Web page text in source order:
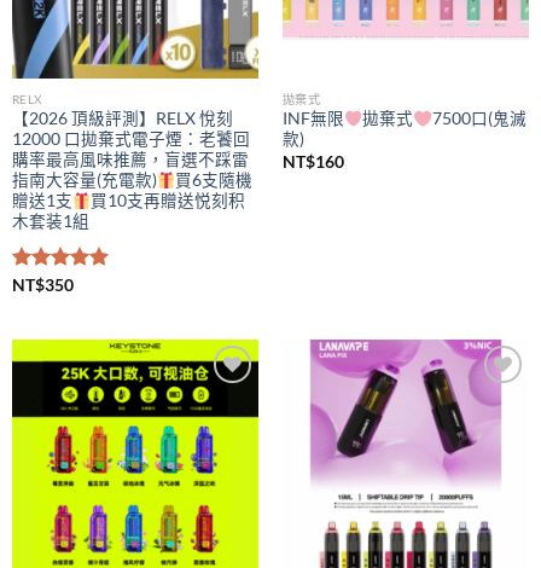
RELX
【2026 頂級評測】RELX 悅刻
12000 口拋棄式電子煙：老饕回
購率最高風味推薦，盲選不踩雷
指南大容量(充電款)
買6支隨機
贈送1支
買10支再贈送悦刻积
木套装1組
評分5.00
NT$350
拋棄式
INF無限 拋棄式
7500口(鬼滅
款)
NT$160
Add to
wishlist
Add to
wishlist